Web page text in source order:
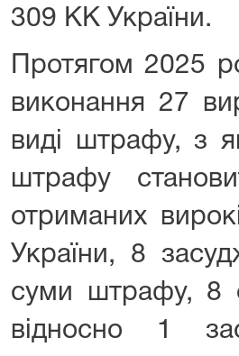
309 КК України.
Протягом 2025
виконання 27
виді штрафу, з
штрафу
отриманих
України, 8
суми штрафу, 8
відносно 1